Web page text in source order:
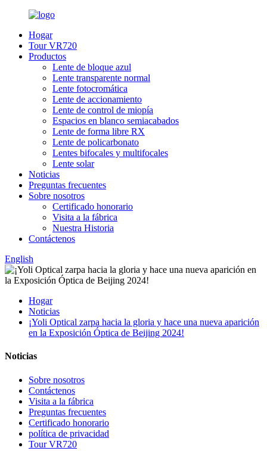
Hogar
Tour VR720
Productos
Lente de bloque azul
Lente transparente normal
Lente fotocromática
Lente de accionamiento
Lente de control de miopía
Espacios en blanco semiacabados
Lente de forma libre RX
Lente de policarbonato
Lentes bifocales y multifocales
Lente solar
Noticias
Preguntas frecuentes
Sobre nosotros
Certificado honorario
Visita a la fábrica
Nuestra Historia
Contáctenos
English
Hogar
Noticias
¡Yoli Optical zarpa hacia la gloria y hace una nueva aparición
en la Exposición Óptica de Beijing 2024!
Noticias
Sobre nosotros
Contáctenos
Visita a la fábrica
Preguntas frecuentes
Certificado honorario
política de privacidad
Tour VR720